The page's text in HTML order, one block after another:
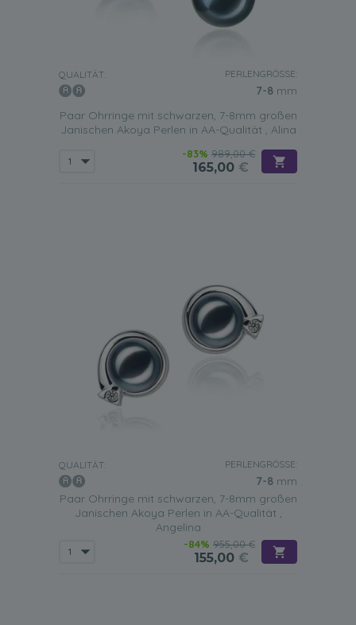
QUALITÄT: PERLENGRÖSSE:
7-8 mm
Paar Ohrringe mit schwarzen, 7-8mm großen
Janischen Akoya Perlen in AA-Qualität , Alina
-83% 989,00 €
165,00 €
QUALITÄT: PERLENGRÖSSE:
7-8 mm
Paar Ohrringe mit schwarzen, 7-8mm großen
Janischen Akoya Perlen in AA-Qualität ,
Angelina
-84% 955,00 €
155,00 €